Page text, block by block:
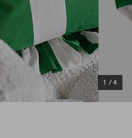
1 /4